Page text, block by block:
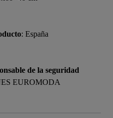
: España
de la seguridad
EUROMODA